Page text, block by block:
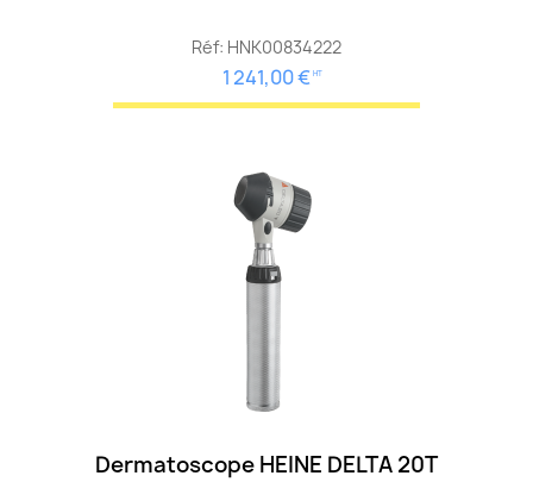
Réf: HNK00834222
1 241,00 € HT
Dermatoscope HEINE DELTA 20T